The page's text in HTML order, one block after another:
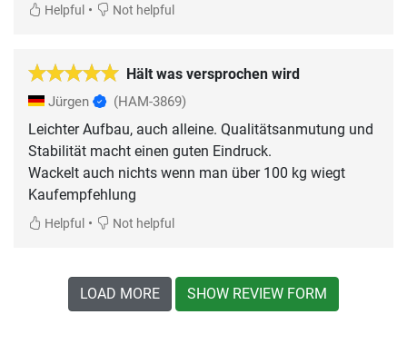
Helpful • Not helpful
Hält was versprochen wird
Jürgen (HAM-3869)
Leichter Aufbau, auch alleine. Qualitätsanmutung und
Stabilität macht einen guten Eindruck.
Wackelt auch nichts wenn man über 100 kg wiegt
Kaufempfehlung
Helpful • Not helpful
LOAD MORE SHOW REVIEW FORM